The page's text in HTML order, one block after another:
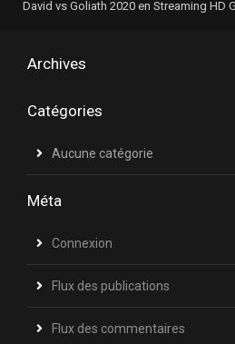
David vs Goliath 2020 en Streaming HD
Archives
Catégories
Aucune catégorie
Méta
Connexion
Flux des publications
Flux des commentaires